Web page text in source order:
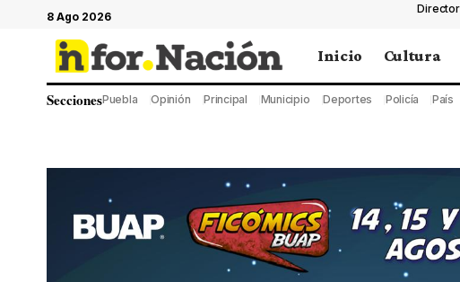
8 Ago 2026
Inicio Cultura
SeccionesPuebla Opinión Principal Municipio Deportes Policía País